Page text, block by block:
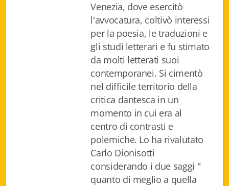
Venezia, dove esercitò
l'avvocatura, coltivò interessi
per la poesia, le traduzioni e
gli studi letterari e fu stimato
da molti letterati suoi
contemporanei. Si cimentò
nel difficile territorio della
critica dantesca in un
momento in cui era al
centro di contrasti e
polemiche. Lo ha rivalutato
Carlo Dionisotti
considerando i due saggi "
quanto di meglio a quella
Fidia. Panoramas - Forces Vives par Jean Petit
Gottardo ed. Scrittori svizzeri
Gottardo ed. Tempi moderni